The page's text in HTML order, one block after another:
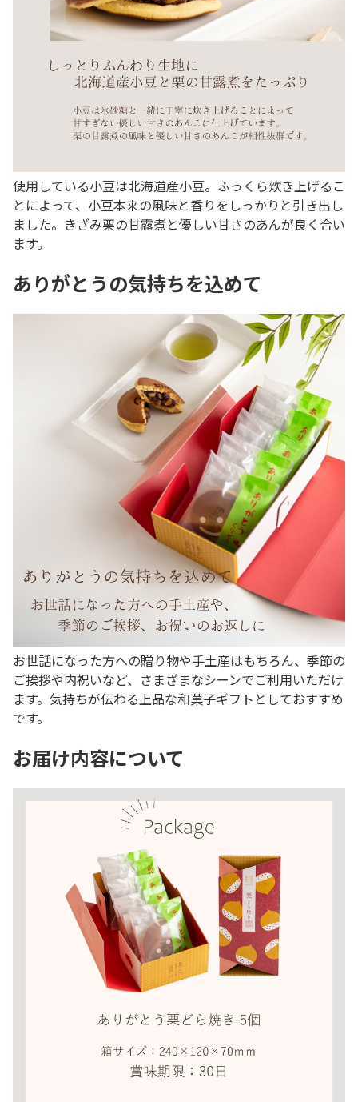
使用している小豆は北海道産小豆。ふっくら炊き上げるこ
とによって、小豆本来の風味と香りをしっかりと引き出し
ました。きざみ栗の甘露煮と優しい甘さのあんが良く合い
ます。
ありがとうの気持ちを込めて
お世話になった方への贈り物や手土産はもちろん、季節の
ご挨拶や内祝いなど、さまざまなシーンでご利用いただけ
ます。気持ちが伝わる上品な和菓子ギフトとしておすすめ
です。
お届け内容について